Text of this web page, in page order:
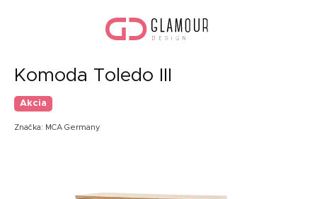
Komoda Toledo III
Akcia
Značka: MCA Germany